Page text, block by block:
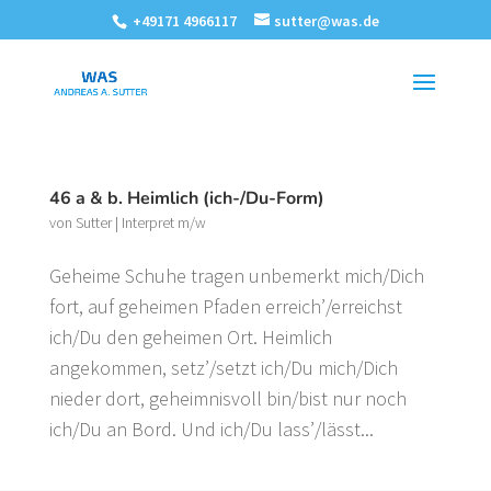
+49171 4966117 sutter@was.de
46 a & b. Heimlich (ich-/Du-Form)
von Sutter| Interpret m/w
Geheime Schuhe tragen unbemerkt mich/Dich
fort, auf geheimen Pfaden erreich’/erreichst
ich/Du den geheimen Ort. Heimlich
angekommen, setz’/setzt ich/Du mich/Dich
nieder dort, geheimnisvoll bin/bist nur noch
ich/Du an Bord. Und ich/Du lass’/lässt...